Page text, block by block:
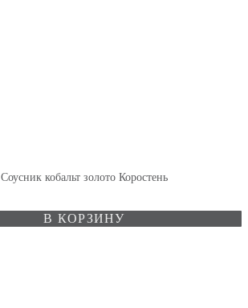
Соусник кобальт золото Коростень
В КОРЗИНУ